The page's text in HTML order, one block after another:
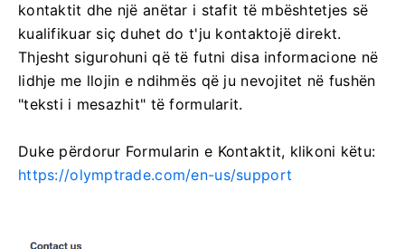
kontaktit dhe një anëtar i stafit të mbështetjes së
kualifikuar siç duhet do t'ju kontaktojë direkt.
Thjesht sigurohuni që të futni disa informacione në
lidhje me llojin e ndihmës që ju nevojitet në fushën
"teksti i mesazhit" të formularit.
Duke përdorur Formularin e Kontaktit, klikoni këtu:
https://olymptrade.com/en-us/support